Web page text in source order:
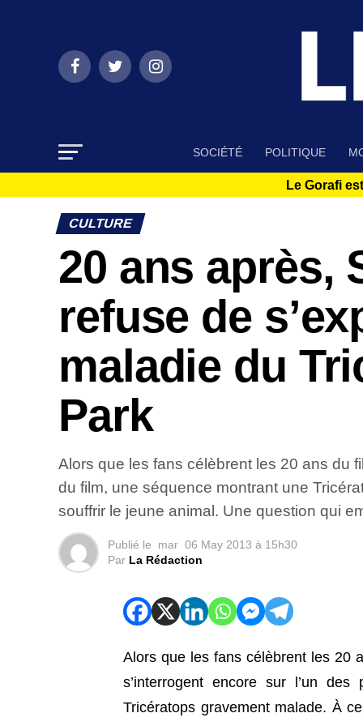
SOCIÉTÉ POLITIQUE
Le Gorafi
CULTURE
20 ans après,
refuse de
maladie du
Park
Alors que les fans célèbrent les 20 ans du
du film, une séquence montrant une
souffrir le jeune animal. Une question qui
Publié le mar 06 May 2013 à 15h30
Par La Rédaction
Alors que les fans célèbrent les 20
s’interrogent encore sur l’un
Tricératops gravement malade. À